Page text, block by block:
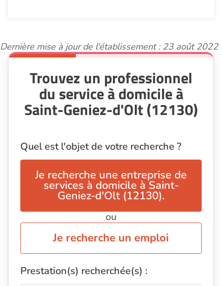
Dernière mise à jour de l'établissement : 23 août 2022
Trouvez un professionnel
du service à domicile à
Saint-Geniez-d'Olt (12130)
Quel est l'objet de votre recherche ?
Je recherche une entreprise de
services à domicile à Saint-
Geniez-d'Olt (12130).
ou
Je recherche un emploi
Prestation(s) recherchée(s) :